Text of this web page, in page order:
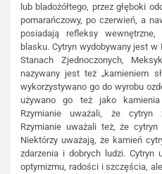
lub bladożółtego, przez głęboki
pomarańczowy, po czerwień, a
posiadają refleksy
blasku. Cytryn wydobywany jest w
Stanach Zjednoczonych,
nazywany jest też „kamieniem
wykorzystywano go do wyrobu
używano go też jako
Rzymianie uważali, że cytryn
Rzymianie uważali też, że
Niektórzy uważają, że kamień
zdarzenia i dobrych ludzi. Cytryn
optymizmu, radości i szczęścia,